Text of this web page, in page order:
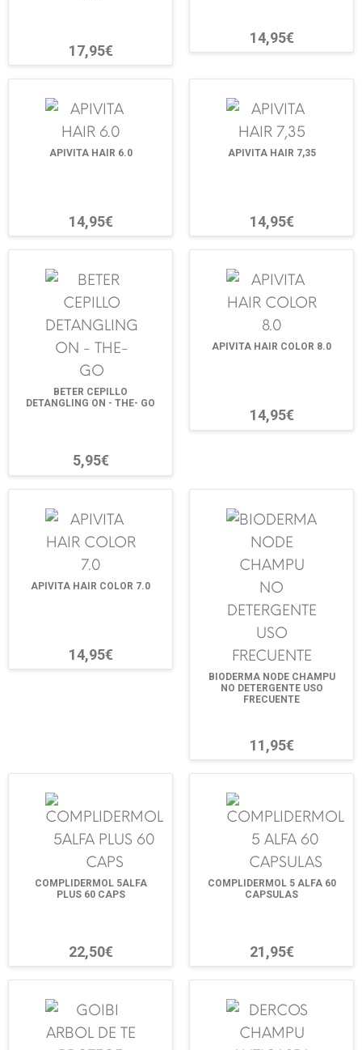
17,95€
14,95€
APIVITA HAIR 6.0
14,95€
APIVITA HAIR 7,35
14,95€
BETER CEPILLO
DETANGLING ON - THE- GO
5,95€
APIVITA HAIR COLOR 8.0
14,95€
APIVITA HAIR COLOR 7.0
14,95€
BIODERMA NODE CHAMPU
NO DETERGENTE USO
FRECUENTE
11,95€
COMPLIDERMOL 5ALFA
PLUS 60 CAPS
22,50€
COMPLIDERMOL 5 ALFA 60
CAPSULAS
21,95€